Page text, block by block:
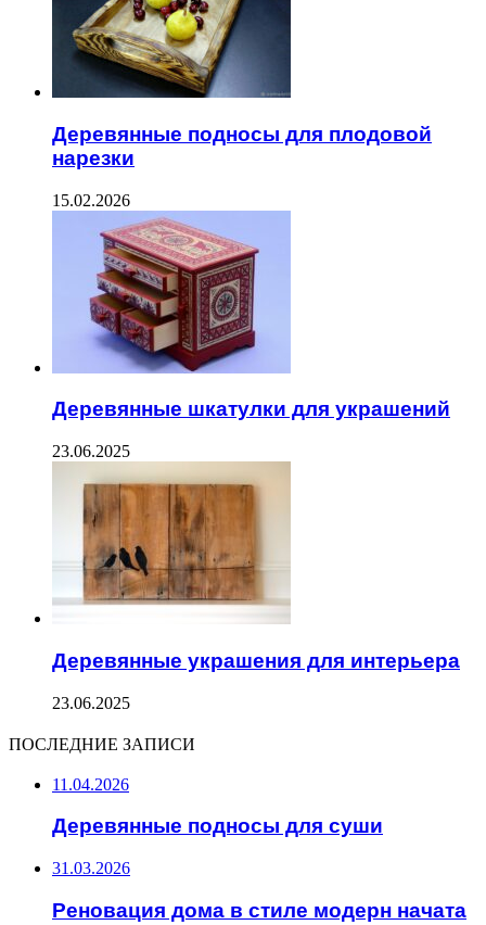
Деревянные подносы для плодовой
нарезки
15.02.2026
Деревянные шкатулки для украшений
23.06.2025
Деревянные украшения для интерьера
23.06.2025
ПОСЛЕДНИЕ ЗАПИСИ
11.04.2026
Деревянные подносы для суши
31.03.2026
Реновация дома в стиле модерн начата